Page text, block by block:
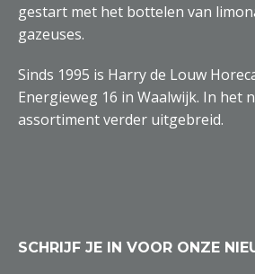
gestart met het bottelen van
gazeuses.
Sinds 1995 is Harry de Louw
Energieweg 16 in Waalwijk. In het
assortiment verder uitgebreid.
SCHRIJF JE IN VOOR ONZE